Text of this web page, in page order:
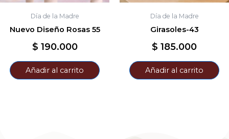
Día de la Madre
Nuevo Diseño Rosas 55
$ 190.000
Añadir al carrito
Día de la Madre
Girasoles-43
$ 185.000
Añadir al carrito